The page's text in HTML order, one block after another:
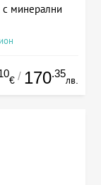
минерални
€ / 170.35
лв.